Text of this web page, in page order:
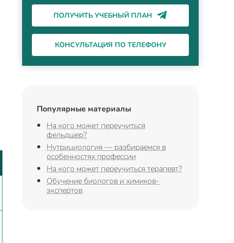
ПОЛУЧИТЬ УЧЕБНЫЙ ПЛАН
КОНСУЛЬТАЦИЯ ПО ТЕЛЕФОНУ
Популярные материалы
На кого может переучиться
фельдшер?
Нутрициология — разбираемся в
особенностях профессии
На кого может переучиться терапевт?
Обучение биологов и химиков-
экспертов